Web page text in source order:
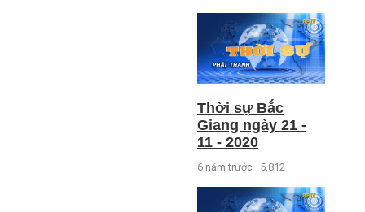
Thời sự Bắc
Giang ngày 21 -
11 - 2020
6 năm trước 5,812